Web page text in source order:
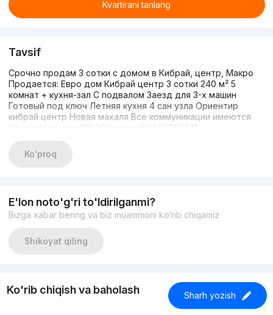
Kvartirani tanlang
Tavsif
Срочно продам 3 сотки с домом в Кибрай, центр, Макро
Продается: Евро дом Кибрай центр 3 сотки 240 м² 5
комнат + кухня-зал С подвалом Заезд для 3-х машин
Готовый под ключ Летняя кухня 4 сан узла Ориентир
кибрай центр Новая махаля Все коммуникации имеются
Цена стартовая 165.000 торг +998901212521
Ko'proq
E'lon noto'g'ri to'ldirilganmi?
Bizga xabar bering va biz muammoni ko‘rib chiqamiz
Shikoyat qiling
Ko'rib chiqish va baholash Sharh yozish